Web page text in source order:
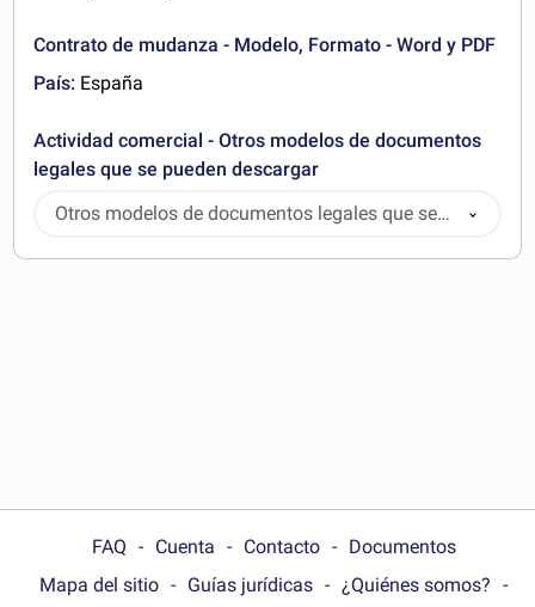
Contrato de mudanza - Modelo, Formato - Word y PDF
País: España
Actividad comercial - Otros modelos de documentos
legales que se pueden descargar
Otros modelos de documentos legales que se
pueden descargar
FAQ Cuenta Contacto
Documentos
Mapa del sitio
Guías jurídicas ¿Quiénes somos?